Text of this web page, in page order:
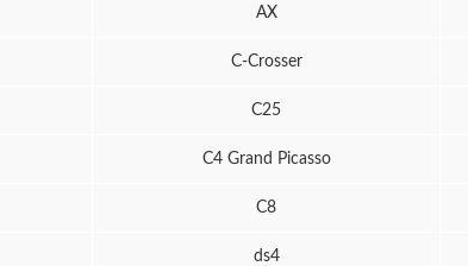
AX
C-Crosser
C25
C4 Grand Picasso
C8
ds4